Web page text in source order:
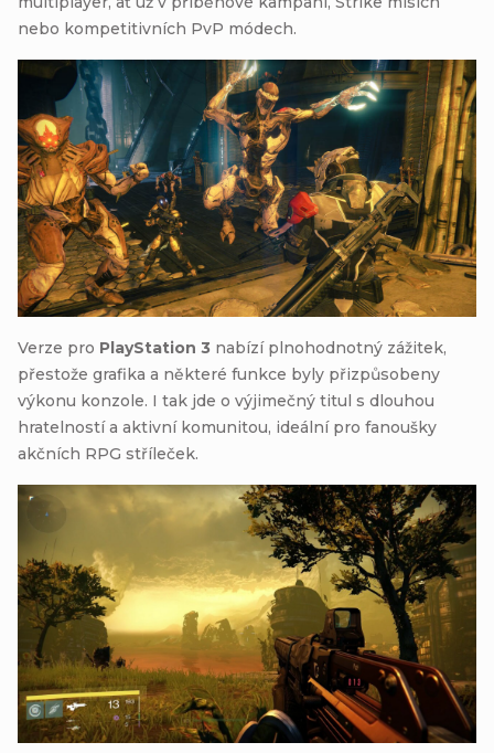
nebo kompetitivních PvP módech.
Verze pro PlayStation 3 nabízí plnohodnotný zážitek,
přestože grafika a některé funkce byly přizpůsobeny
výkonu konzole. I tak jde o výjimečný titul s dlouhou
hratelností a aktivní komunitou, ideální pro fanoušky
akčních RPG stříleček.